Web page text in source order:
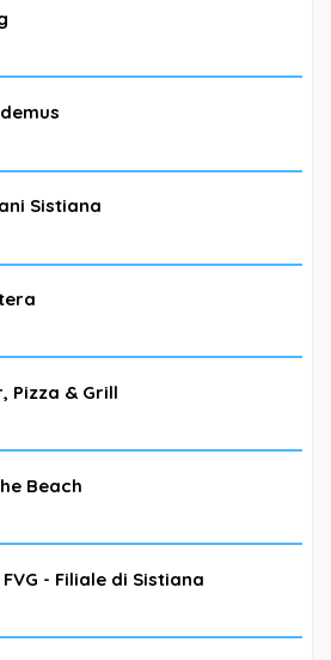
Sistiana
Pizza & Grill
Beach
- Filiale di Sistiana